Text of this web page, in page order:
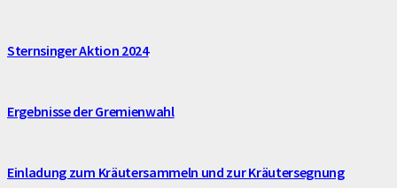
Sternsinger Aktion 2024
Ergebnisse der Gremienwahl
Einladung zum Kräutersammeln und zur Kräutersegnung